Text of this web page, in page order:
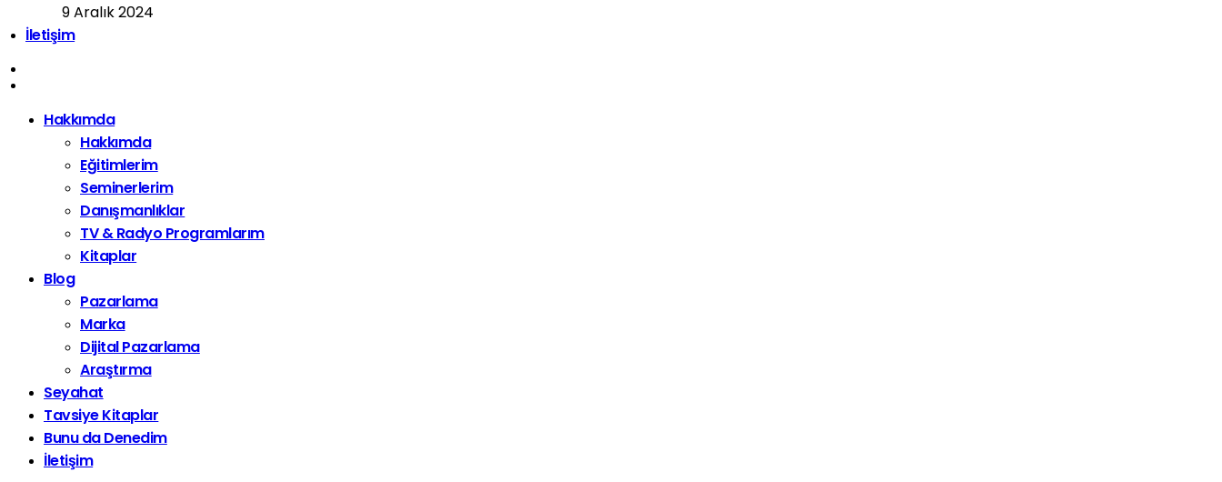
9 Aralık 2024
İletişim
Hakkımda
Hakkımda
Eğitimlerim
Seminerlerim
Danışmanlıklar
TV & Radyo Programlarım
Kitaplar
Blog
Pazarlama
Marka
Dijital Pazarlama
Araştırma
Seyahat
Tavsiye Kitaplar
Bunu da Denedim
İletişim